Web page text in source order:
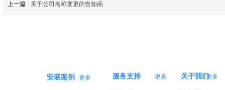
上一篇 关于公司名称变更的告知函
安装案例 更多 服务支持 更多 关于我们更多